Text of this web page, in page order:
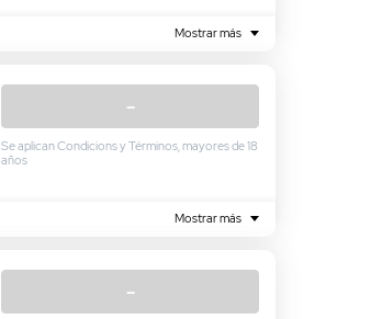
Mostrar más
–
Se aplican Condicions y Términos, mayores de 18
años
Mostrar más
–